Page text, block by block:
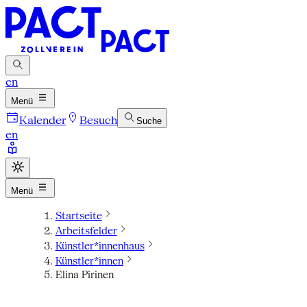
en
Menü
Kalender Besuch Suche
en
Menü
Startseite
Arbeitsfelder
Künstler*innenhaus
Künstler*innen
Elina Pirinen